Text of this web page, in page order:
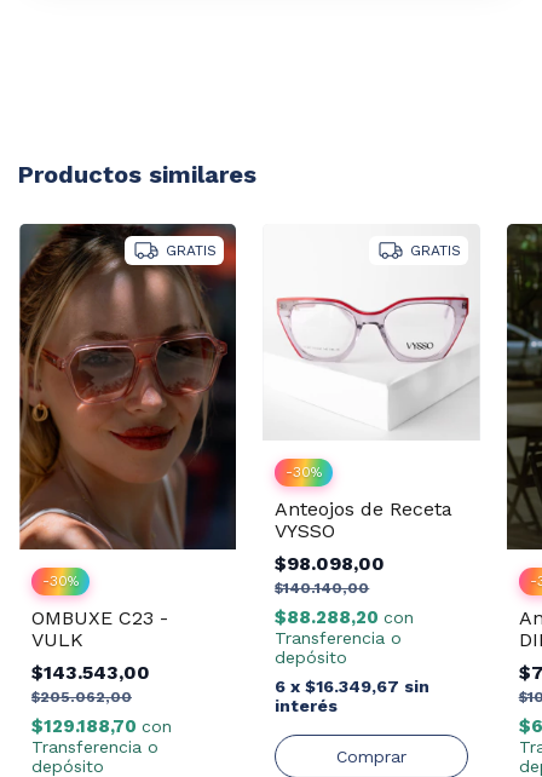
Productos similares
GRATIS
-30%
OMBUXE C23 -
VULK
$143.543,00
$205.062,00
$129.188,70 con
Transferencia o
depósito
GRATIS
-30%
Anteojos de Receta
VYSSO
$98.098,00
$140.140,00
$88.288,20con
Transferencia o
depósito
6 x$16.349,67 sin
interés
-